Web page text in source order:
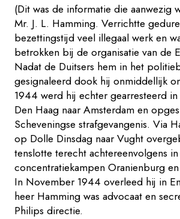
(Dit was de informatie die aanwezig
Mr. J. L. Hamming. Verrichtte
bezettingstijd veel illegaal werk en
betrokken bij de organisatie van de
Nadat de Duitsers hem in het
gesignaleerd dook hij onmiddellijk
1944 werd hij echter gearresteerd
Den Haag naar Amsterdam en
Scheveningse strafgevangenis. Via
op Dolle Dinsdag naar Vught
tenslotte terecht achtereenvolgens
concentratiekampen Oranienburg
In November 1944 overleed hij in
heer Hamming was advocaat en
Philips directie.